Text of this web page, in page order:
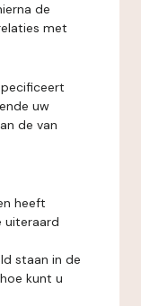
de
met
uw
de van
heeft
uiteraard
staan in de
kunt u